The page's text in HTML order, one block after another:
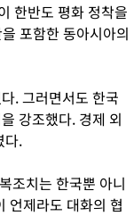
한반도 평화 정착을
포함한 동아시아의
. 그러면서도 한국
강조했다. 경제 외
다.
조치는 한국뿐 아니
언제라도 대화의 협